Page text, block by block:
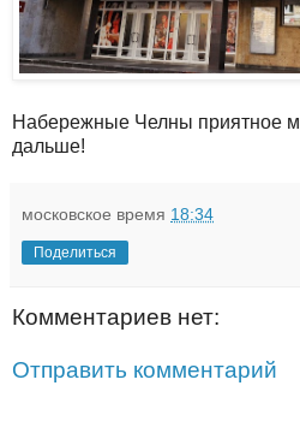
Набережные Челны приятное
дальше!
московское время 18:34
Поделиться
Комментариев нет:
Отправить комментарий